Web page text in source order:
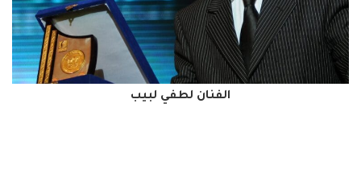
الفنان لطفي لبيب